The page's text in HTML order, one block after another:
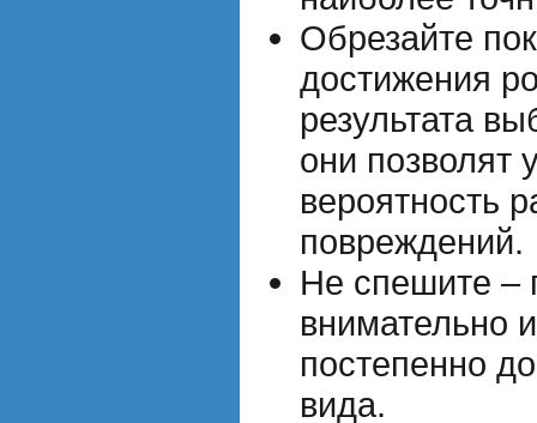
Обрезайте
достижения
результата
они позволят
вероятность
повреждений.
Не спешите –
внимательно
постепенно
вида.